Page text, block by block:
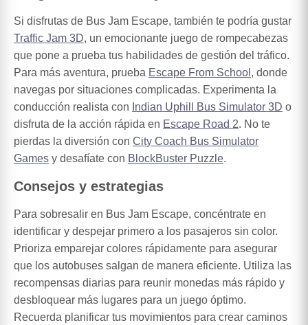
Si disfrutas de Bus Jam Escape, también te podría gustar
Traffic Jam 3D, un emocionante juego de rompecabezas
que pone a prueba tus habilidades de gestión del tráfico.
Para más aventura, prueba Escape From School , donde
navegas por situaciones complicadas. Experimenta la
conducción realista con Indian Uphill Bus Simulator 3D o
disfruta de la acción rápida en Escape Road 2. No te
pierdas la diversión con City Coach Bus Simulator
Games y desafíate con BlockBuster Puzzle.
Consejos y estrategias
Para sobresalir en Bus Jam Escape, concéntrate en
identificar y despejar primero a los pasajeros sin color.
Prioriza emparejar colores rápidamente para asegurar
que los autobuses salgan de manera eficiente. Utiliza las
recompensas diarias para reunir monedas más rápido y
desbloquear más lugares para un juego óptimo.
Recuerda planificar tus movimientos para crear caminos